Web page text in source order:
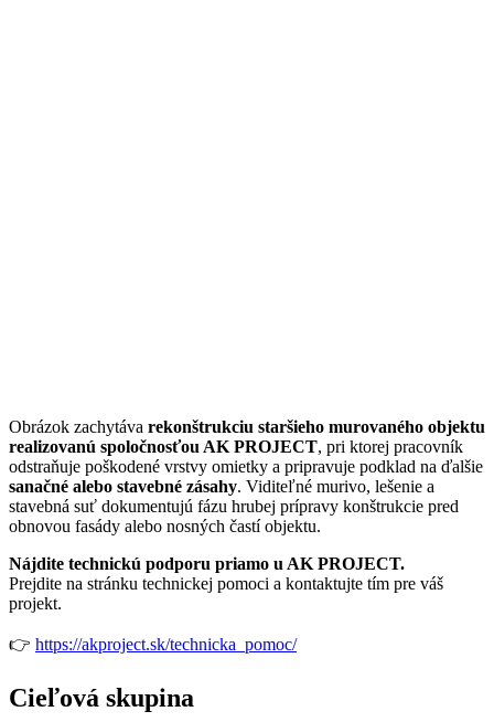
Obrázok zachytáva rekonštrukciu staršieho murovaného objektu
realizovanú spoločnosťou AK PROJECT, pri ktorej pracovník
odstraňuje poškodené vrstvy omietky a pripravuje podklad na ďalšie
sanačné alebo stavebné zásahy. Viditeľné murivo, lešenie a
stavebná suť dokumentujú fázu hrubej prípravy konštrukcie pred
obnovou fasády alebo nosných častí objektu.
Nájdite technickú podporu priamo u AK PROJECT.
Prejdite na stránku technickej pomoci a kontaktujte tím pre váš
projekt.
👉 https://akproject.sk/technicka_pomoc/
Cieľová skupina